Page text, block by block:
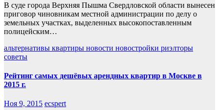
В суде города Верхняя Пышма Свердловской области вынесен
приговор чиновникам местной администрации по делу о
земельных участках, выделенных высокопоставленным
полицейским…
альтернативы квартиры новости новостройки риэлторы
советы
Рейтинг самых дешёвых арендных квартир в Москве в
2015 г.
Ноя 9, 2015 ecspert